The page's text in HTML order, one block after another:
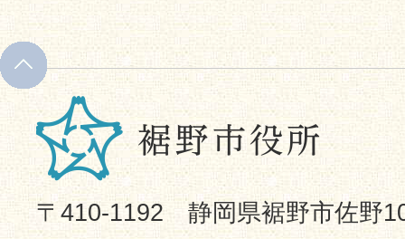
〒410-1192 静岡県裾野市佐野